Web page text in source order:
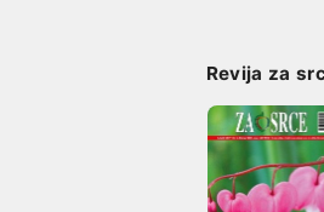
Revija za